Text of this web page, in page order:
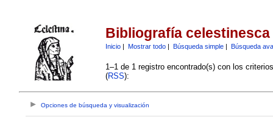
Bibliografía celestinesca
Inicio| Mostrar todo| Búsqueda simple| Búsqueda
1–1 de 1 registro encontrado(s) con los
(RSS):
Opciones de búsqueda y visualización